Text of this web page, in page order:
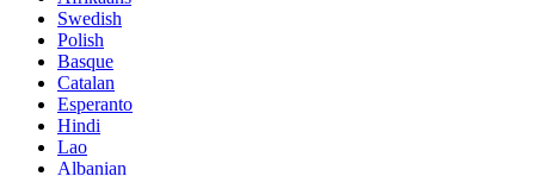
Swedish
Polish
Basque
Catalan
Esperanto
Hindi
Lao
Albanian